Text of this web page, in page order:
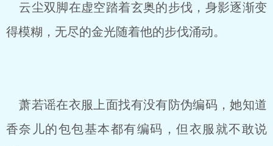
云尘双脚在虚空踏着玄奥的步伐，身影逐渐变
得模糊，无尽的金光随着他的步伐涌动。
萧若谣在衣服上面找有没有防伪编码，她知道
香奈儿的包包基本都有编码，但衣服就不敢说